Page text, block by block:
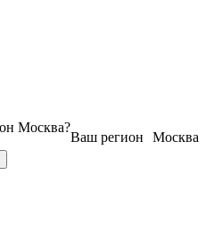
Москва
Ваш регион
Москва?